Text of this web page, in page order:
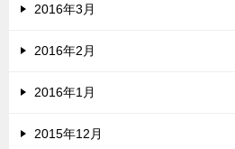
2016年3月
2016年2月
2016年1月
2015年12月